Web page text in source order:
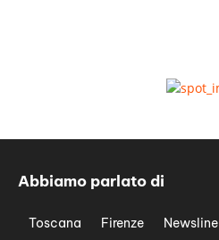
Abbiamo parlato di
Toscana Firenze Newsline